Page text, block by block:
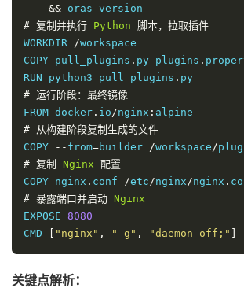
&&
# 复制并执行 Python 脚本，拉取插件
WORKDIR /workspace
COPY pull_plugins . py plugins .
RUN python3 pull_plugins .
# 运行阶段：最终镜像
FROM docker . io/nginx :
# 从构建阶段复制生成的文件
COPY
-- from=builder /workspace/
# 复制 Nginx 配置
COPY nginx . conf /etc/nginx/nginx .
# 暴露端口并启动 Nginx
EXPOSE 8080
CMD
"nginx" , "-g" , "daemon off;"
关键点解析：